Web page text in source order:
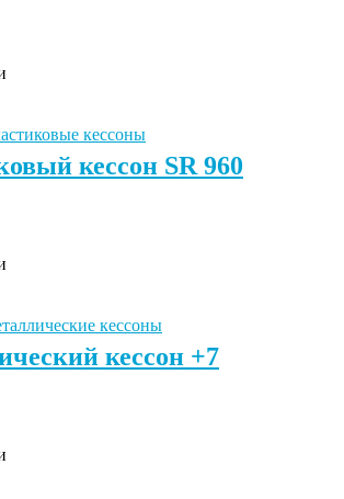
кессоны
кессон SR 960
кессоны
кессон +7